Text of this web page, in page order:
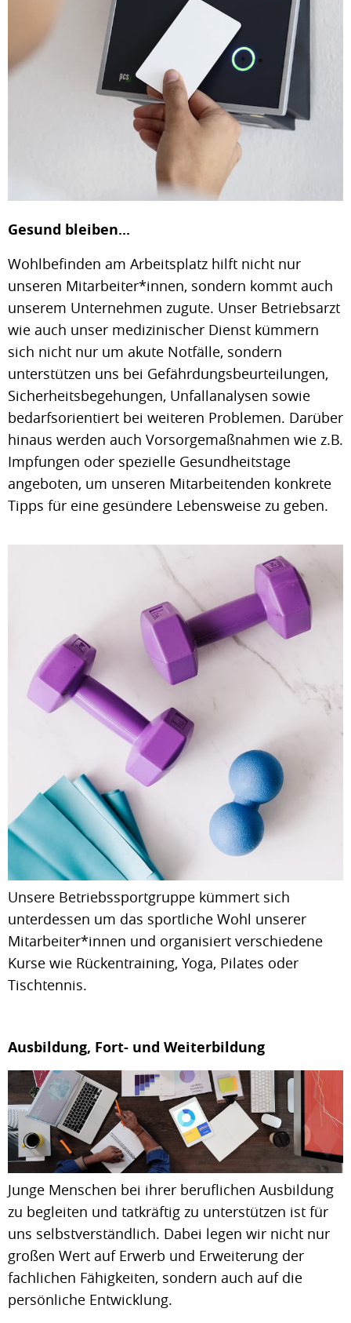
Gesund bleiben...
Wohlbefinden am Arbeitsplatz hilft nicht nur
unseren Mitarbeiter*innen, sondern kommt auch
unserem Unternehmen zugute. Unser Betriebsarzt
wie auch unser medizinischer Dienst kümmern
sich nicht nur um akute Notfälle, sondern
unterstützen uns bei Gefährdungsbeurteilungen,
Sicherheitsbegehungen, Unfallanalysen sowie
bedarfsorientiert bei weiteren Problemen. Darüber
hinaus werden auch Vorsorgemaßnahmen wie z.B.
Impfungen oder spezielle Gesundheitstage
angeboten, um unseren Mitarbeitenden konkrete
Tipps für eine gesündere Lebensweise zu geben.
Unsere Betriebssportgruppe kümmert sich
unterdessen um das sportliche Wohl unserer
Mitarbeiter*innen und organisiert verschiedene
Kurse wie Rückentraining, Yoga, Pilates oder
Tischtennis.
Ausbildung, Fort- und Weiterbildung
Junge Menschen bei ihrer beruflichen Ausbildung
zu begleiten und tatkräftig zu unterstützen ist für
uns selbstverständlich. Dabei legen wir nicht nur
großen Wert auf Erwerb und Erweiterung der
fachlichen Fähigkeiten, sondern auch auf die
persönliche Entwicklung.